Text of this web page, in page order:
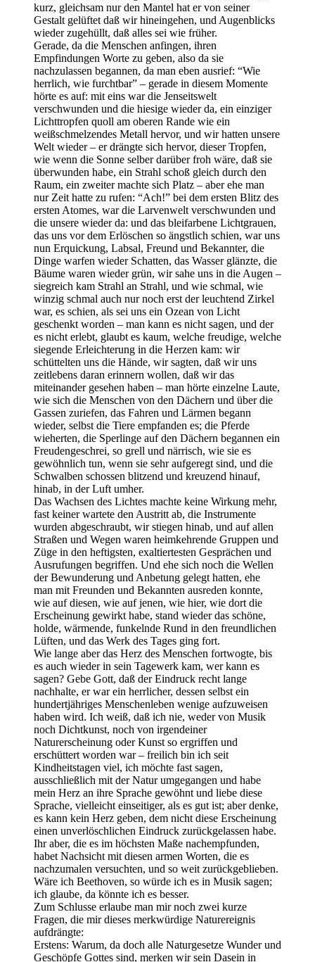
kurz, gleichsam nur den Mantel hat er von seiner
Gestalt gelüftet daß wir hineingehen, und Augenblicks
wieder zugehüllt, daß alles sei wie früher.
Gerade, da die Menschen anfingen, ihren
Empfindungen Worte zu geben, also da sie
nachzulassen begannen, da man eben ausrief: “Wie
herrlich, wie furchtbar” – gerade in diesem Momente
hörte es auf: mit eins war die Jenseitswelt
verschwunden und die hiesige wieder da, ein einziger
Lichttropfen quoll am oberen Rande wie ein
weißschmelzendes Metall hervor, und wir hatten unsere
Welt wieder – er drängte sich hervor, dieser Tropfen,
wie wenn die Sonne selber darüber froh wäre, daß sie
überwunden habe, ein Strahl schoß gleich durch den
Raum, ein zweiter machte sich Platz – aber ehe man
nur Zeit hatte zu rufen: “Ach!” bei dem ersten Blitz des
ersten Atomes, war die Larvenwelt verschwunden und
die unsere wieder da: und das bleifarbene Lichtgrauen,
das uns vor dem Erlöschen so ängstlich schien, war uns
nun Erquickung, Labsal, Freund und Bekannter, die
Dinge warfen wieder Schatten, das Wasser glänzte, die
Bäume waren wieder grün, wir sahe uns in die Augen –
siegreich kam Strahl an Strahl, und wie schmal, wie
winzig schmal auch nur noch erst der leuchtend Zirkel
war, es schien, als sei uns ein Ozean von Licht
geschenkt worden – man kann es nicht sagen, und der
es nicht erlebt, glaubt es kaum, welche freudige, welche
siegende Erleichterung in die Herzen kam: wir
schüttelten uns die Hände, wir sagten, daß wir uns
zeitlebens daran erinnern wollen, daß wir das
miteinander gesehen haben – man hörte einzelne Laute,
wie sich die Menschen von den Dächern und über die
Gassen zuriefen, das Fahren und Lärmen begann
wieder, selbst die Tiere empfanden es; die Pferde
wieherten, die Sperlinge auf den Dächern begannen ein
Freudengeschrei, so grell und närrisch, wie sie es
gewöhnlich tun, wenn sie sehr aufgeregt sind, und die
Schwalben schossen blitzend und kreuzend hinauf,
hinab, in der Luft umher.
Das Wachsen des Lichtes machte keine Wirkung mehr,
fast keiner wartete den Austritt ab, die Instrumente
wurden abgeschraubt, wir stiegen hinab, und auf allen
Straßen und Wegen waren heimkehrende Gruppen und
Züge in den heftigsten, exaltiertesten Gesprächen und
Ausrufungen begriffen. Und ehe sich noch die Wellen
der Bewunderung und Anbetung gelegt hatten, ehe
man mit Freunden und Bekannten ausreden konnte,
wie auf diesen, wie auf jenen, wie hier, wie dort die
Erscheinung gewirkt habe, stand wieder das schöne,
holde, wärmende, funkelnde Rund in den freundlichen
Lüften, und das Werk des Tages ging fort.
Wie lange aber das Herz des Menschen fortwogte, bis
es auch wieder in sein Tagewerk kam, wer kann es
sagen? Gebe Gott, daß der Eindruck recht lange
nachhalte, er war ein herrlicher, dessen selbst ein
hundertjähriges Menschenleben wenige aufzuweisen
haben wird. Ich weiß, daß ich nie, weder von Musik
noch Dichtkunst, noch von irgendeiner
Naturerscheinung oder Kunst so ergriffen und
erschüttert worden war – freilich bin ich seit
Kindheitstagen viel, ich möchte fast sagen,
ausschließlich mit der Natur umgegangen und habe
mein Herz an ihre Sprache gewöhnt und liebe diese
Sprache, vielleicht einseitiger, als es gut ist; aber denke,
es kann kein Herz geben, dem nicht diese Erscheinung
einen unverlöschlichen Eindruck zurückgelassen habe.
Ihr aber, die es im höchsten Maße nachempfunden,
habet Nachsicht mit diesen armen Worten, die es
nachzumalen versuchten, und so weit zurückgeblieben.
Wäre ich Beethoven, so würde ich es in Musik sagen;
ich glaube, da könnte ich es besser.
Zum Schlusse erlaube man mir noch zwei kurze
Fragen, die mir dieses merkwürdige Naturereignis
aufdrängte:
Erstens: Warum, da doch alle Naturgesetze Wunder und
Geschöpfe Gottes sind, merken wir sein Dasein in